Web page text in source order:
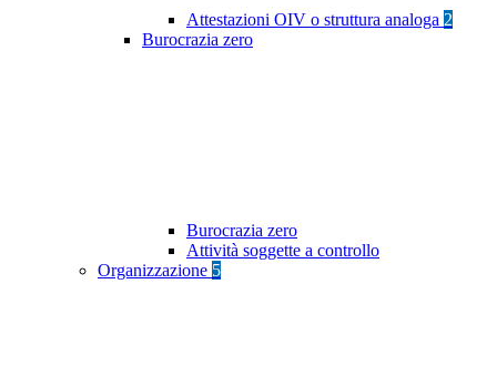
Attestazioni OIV o struttura analoga 2
Burocrazia zero
Burocrazia zero
Attività soggette a controllo
Organizzazione 5